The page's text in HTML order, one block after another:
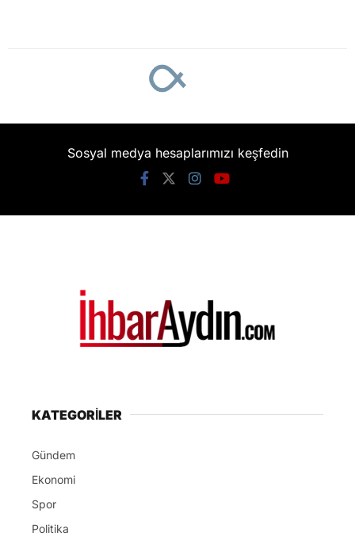
Sosyal medya hesaplarımızı keşfedin
KATEGORİLER
Gündem
Ekonomi
Spor
Politika